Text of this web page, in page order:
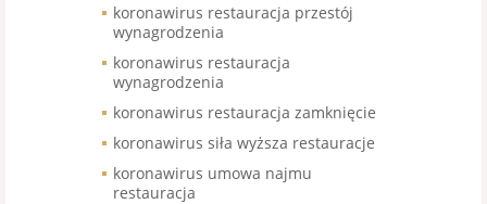
koronawirus restauracja przestój
wynagrodzenia
koronawirus restauracja
wynagrodzenia
koronawirus restauracja zamknięcie
koronawirus siła wyższa restauracje
koronawirus umowa najmu
restauracja